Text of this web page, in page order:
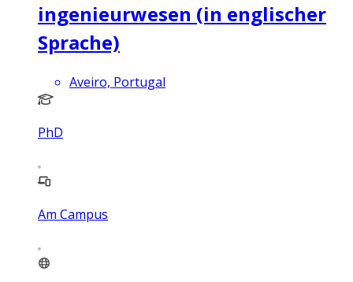
ingenieurwesen (in englischer
Sprache)
Aveiro, Portugal
PhD
Am Campus